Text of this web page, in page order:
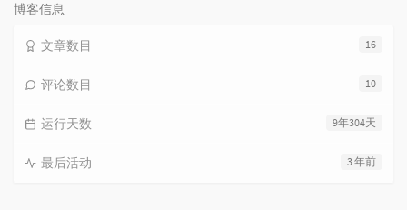
博客信息
16
文章数目
10
评论数目
9年304天
运行天数
3 年前
最后活动